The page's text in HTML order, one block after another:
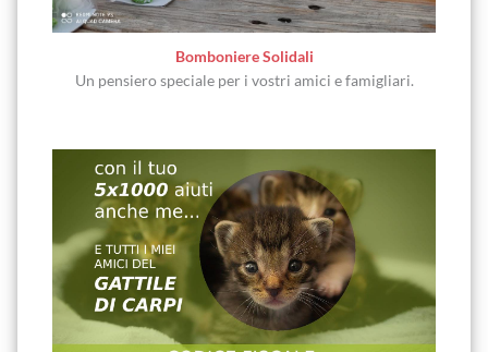
Bomboniere Solidali
Un pensiero speciale per i vostri amici e famigliari.